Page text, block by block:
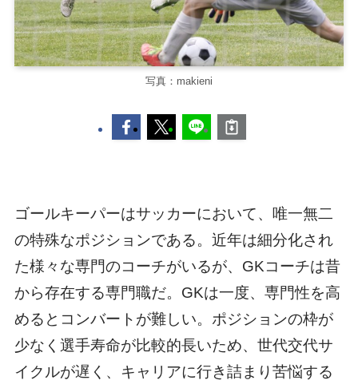
写真：makieni
ゴールキーパーはサッカーにおいて、唯一無二
の特殊なポジションである。近年は細分化され
た様々な専門のコーチがいるが、GKコーチは昔
から存在する専門職だ。GKは一度、専門性を高
めるとコンバートが難しい。ポジションの枠が
少なく選手寿命が比較的長いため、世代交代サ
イクルが遅く、キャリアに行き詰まり苦悩する